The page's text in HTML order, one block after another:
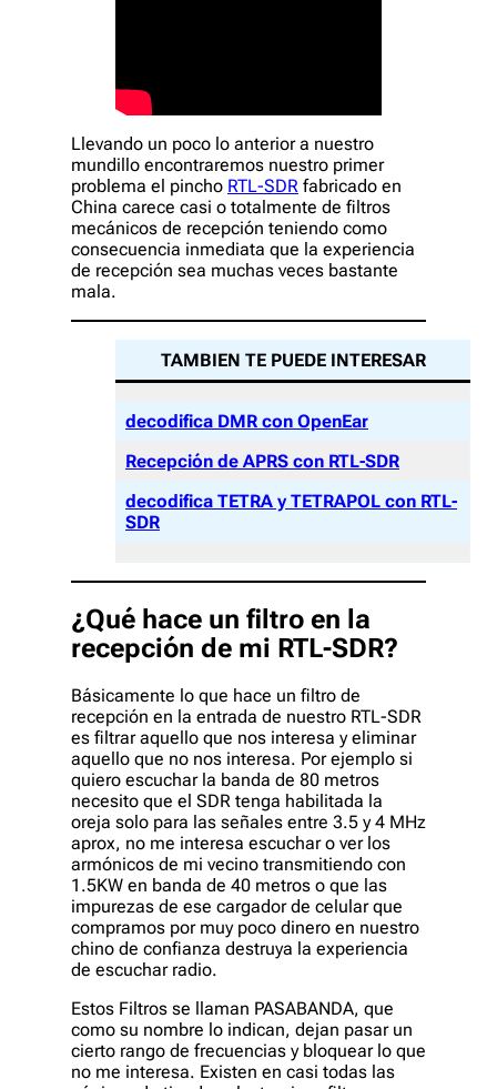
Llevando un poco lo anterior a nuestro
mundillo encontraremos nuestro primer
problema el pincho RTL-SDR fabricado en
China carece casi o totalmente de filtros
mecánicos de recepción teniendo como
consecuencia inmediata que la experiencia
de recepción sea muchas veces bastante
mala.
TAMBIEN TE PUEDE INTERESAR
decodifica DMR con OpenEar
Recepción de APRS con RTL-SDR
decodifica TETRA y TETRAPOL con RTL-
SDR
¿Qué hace un filtro en la
recepción de mi RTL-SDR?
Básicamente lo que hace un filtro de
recepción en la entrada de nuestro RTL-SDR
es filtrar aquello que nos interesa y eliminar
aquello que no nos interesa. Por ejemplo si
quiero escuchar la banda de 80 metros
necesito que el SDR tenga habilitada la
oreja solo para las señales entre 3.5 y 4 MHz
aprox, no me interesa escuchar o ver los
armónicos de mi vecino transmitiendo con
1.5KW en banda de 40 metros o que las
impurezas de ese cargador de celular que
compramos por muy poco dinero en nuestro
chino de confianza destruya la experiencia
de escuchar radio.
Estos Filtros se llaman PASABANDA, que
como su nombre lo indican, dejan pasar un
cierto rango de frecuencias y bloquear lo que
no me interesa. Existen en casi todas las